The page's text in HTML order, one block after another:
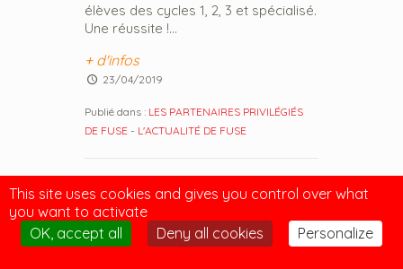
élèves des cycles 1, 2, 3 et spécialisé.
Une réussite !...
+ d'infos
23/04/2019
Publié dans : LES PARTENAIRES PRIVILÉGIÉS
DE FUSE - L'ACTUALITÉ DE FUSE
Retour sur le
This site uses cookies and gives you control over what
you want to activate
OK, accept all
Deny all cookies Personalize